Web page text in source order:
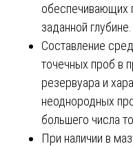
обеспечивающих
заданной глубине.
Составление
точечных проб в
резервуара и
неоднородных
большего числа
При наличии в